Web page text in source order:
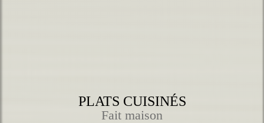
PLATS CUISINÉS
Fait maison